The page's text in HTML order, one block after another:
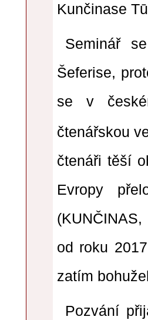
Kunčinase
Seminář
Šeferise,
se v
čtenářskou
čtenáři těší
Evropy
od roku
zatím
Pozvání